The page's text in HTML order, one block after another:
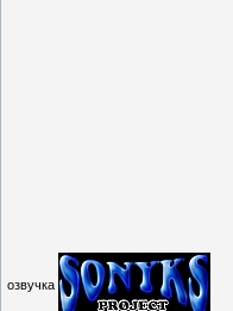
озвучка